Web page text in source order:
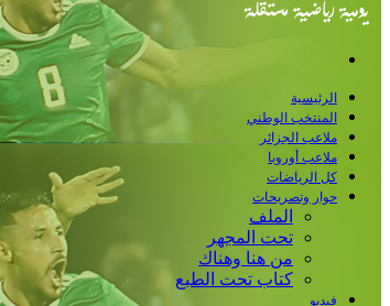
الرئيسية
المنتخب الوطني
ملاعب الجزائر
ملاعب أوروبا
كل الرياضات
حوار وتصريحات
الملف
تحت المجهر
من هنا وهناك
كتاب تحت الطبع
فيديو